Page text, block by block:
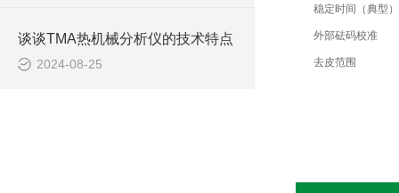
谈谈TMA热机械分析仪的技术特点
2024-08-25
稳定时间（典型）
外部砝码校准
去皮范围